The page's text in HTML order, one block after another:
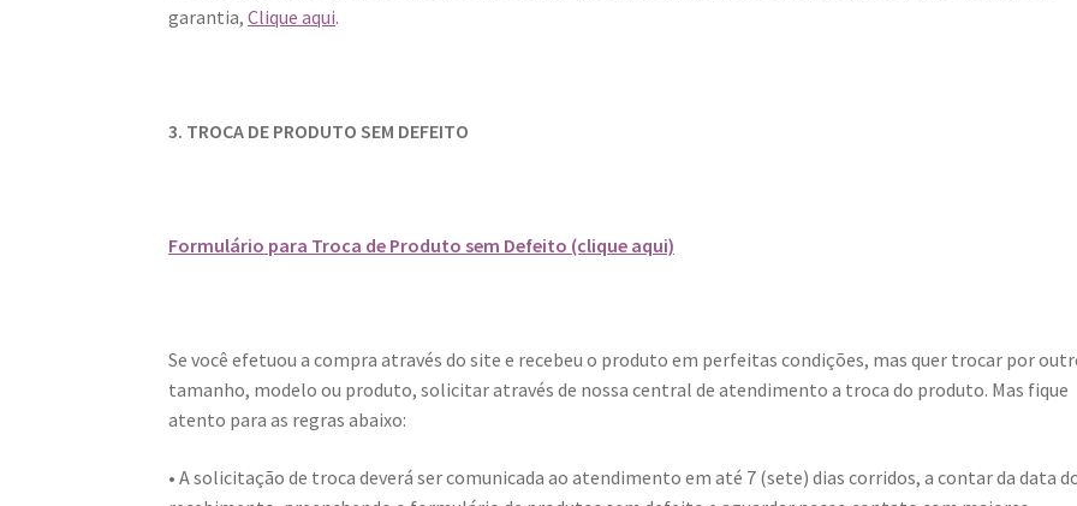
garantia,Clique aqui.
3. TROCA DE PRODUTO SEM DEFEITO
Formulário para Troca de Produto sem Defeito (clique aqui)
Se você efetuou a compra através do site e recebeu o produto em perfeitas condições, mas quer trocar por
tamanho, modelo ou produto, solicitar através de nossa central de atendimento a troca do produto. Mas fique
atento para as regras abaixo:
• A solicitação de troca deverá ser comunicada ao atendimento em até 7 (sete) dias corridos, a contar da data